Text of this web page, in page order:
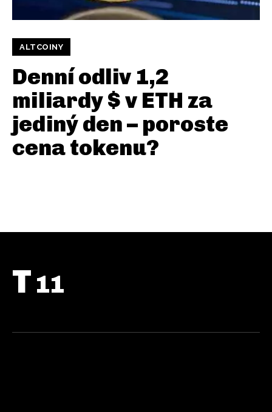
ALTCOINY
Denní odliv 1,2
miliardy $ v ETH za
jediný den – poroste
cena tokenu?
T 11